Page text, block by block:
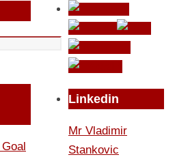
Linkedin
Mr Vladimir
Stankovic